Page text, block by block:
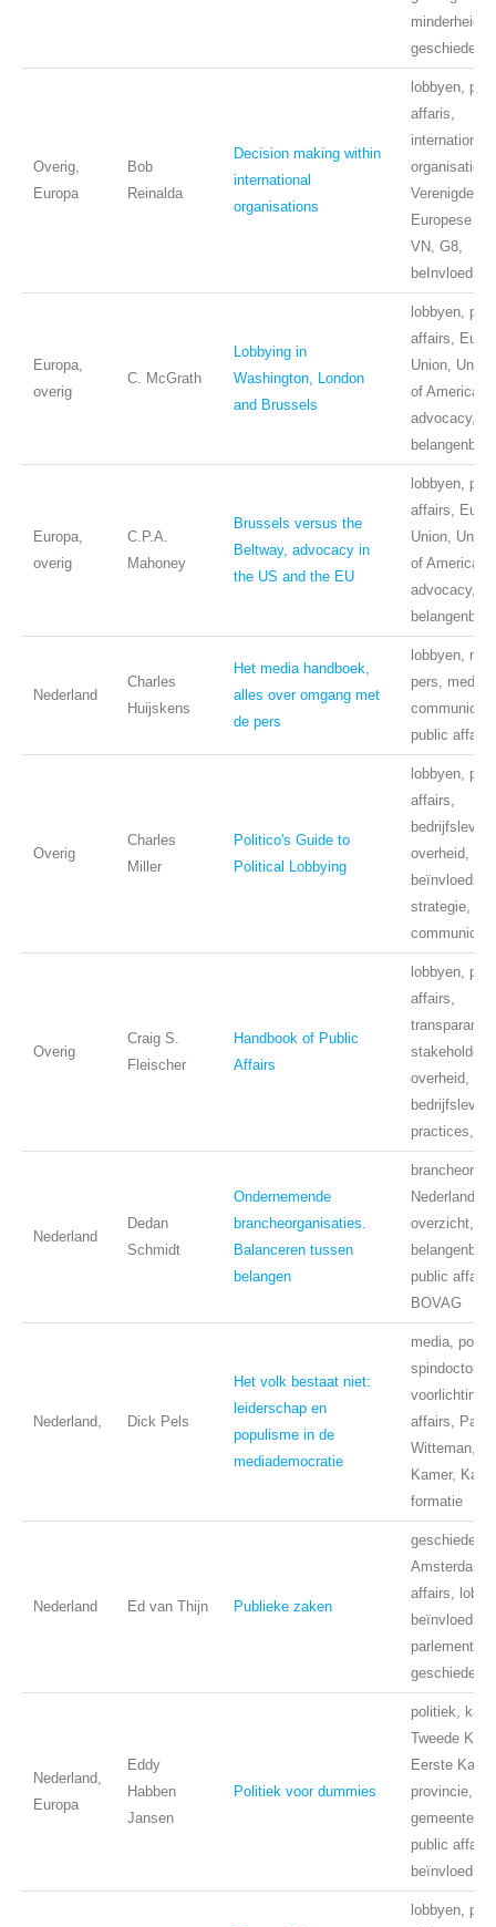
geschiedenis
Overig,
Europa
Bob
Reinalda
Decision making within
international
organisations
lobbyen,
affaris,
internationale
organisaties,
Verenigde
Europese
VN, G8,
beInvloeding
Europa,
overig
C. McGrath
Lobbying in
Washington, London
and Brussels
lobbyen,
affairs,
Union,
of America,
advocacy,
Europa,
overig
C.P.A.
Mahoney
Brussels versus the
Beltway, advocacy in
the US and the EU
lobbyen,
affairs,
Union,
of America,
advocacy,
Nederland
Charles
Huijskens
Het media handboek,
alles over omgang met
de pers
lobbyen,
pers,
public affairs,
Overig
Charles
Miller
Politico's Guide to
Political Lobbying
lobbyen,
affairs,
bedrijfsleven,
overheid,
beïnvloeding,
strategie,
Overig
Craig S.
Fleischer
Handbook of Public
Affairs
lobbyen,
affairs,
stakeholders,
overheid,
practices,
Nederland
Dedan
Schmidt
Ondernemende
brancheorganisaties.
Balanceren tussen
belangen
Nederland,
overzicht,
public affairs,
BOVAG
Nederland, Dick Pels
Het volk bestaat niet:
leiderschap en
populisme in de
mediademocratie
media,
spindoctors,
voorlichting,
affairs,
Witteman,
Kamer,
formatie
Nederland Ed van Thijn Publieke zaken
Amsterdam,
affairs,
beïnvloeding,
parlementaire
geschiedenis
Nederland,
Europa
Eddy
Habben
Jansen
Politiek voor dummies
politiek,
Tweede
Eerste
provincie,
gemeente,
public affairs,
beïnvloeding
lobbyen,